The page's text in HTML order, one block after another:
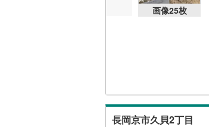
画像25枚
長岡京市久貝2丁目